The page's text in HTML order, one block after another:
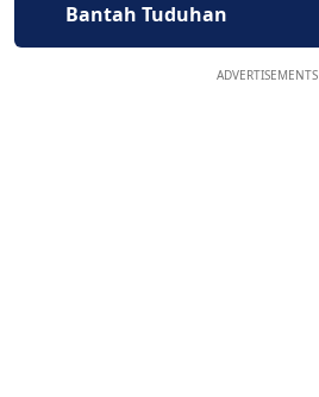
Bantah Tuduhan
ADVERTISEMENTS